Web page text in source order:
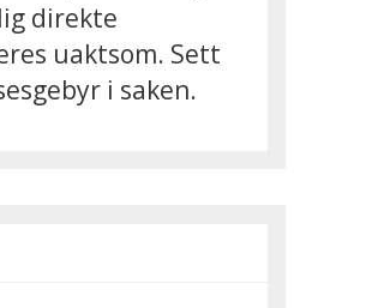
direkte
uaktsom. Sett
i saken.